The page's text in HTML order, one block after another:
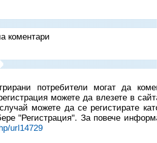
коментари
потребители могат да
можете да влезете в
можете да се регистирате
"Регистрация". За повече
url14729